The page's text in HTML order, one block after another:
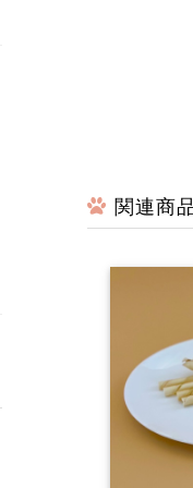
関連商